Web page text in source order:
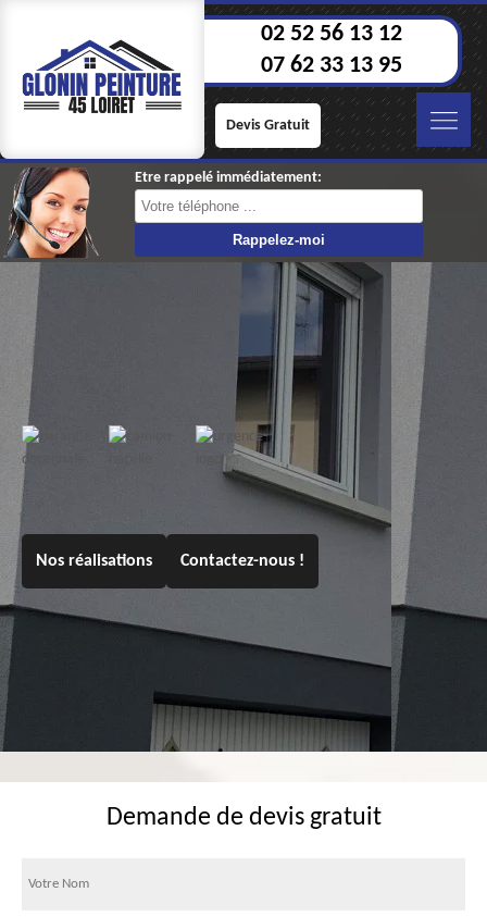
02 52 56 13 12
07 62 33 13 95
Devis Gratuit
Etre rappelé immédiatement:
Nos réalisations Contactez-nous !
Demande de devis gratuit